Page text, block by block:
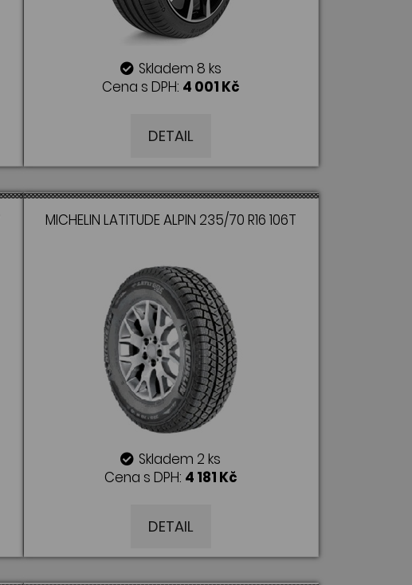
Skladem 8 ks
Cena s DPH: 4 001 Kč
DETAIL
MICHELIN LATITUDE ALPIN 235/70 R16 106T
Skladem 2 ks
Cena s DPH: 4 181 Kč
DETAIL